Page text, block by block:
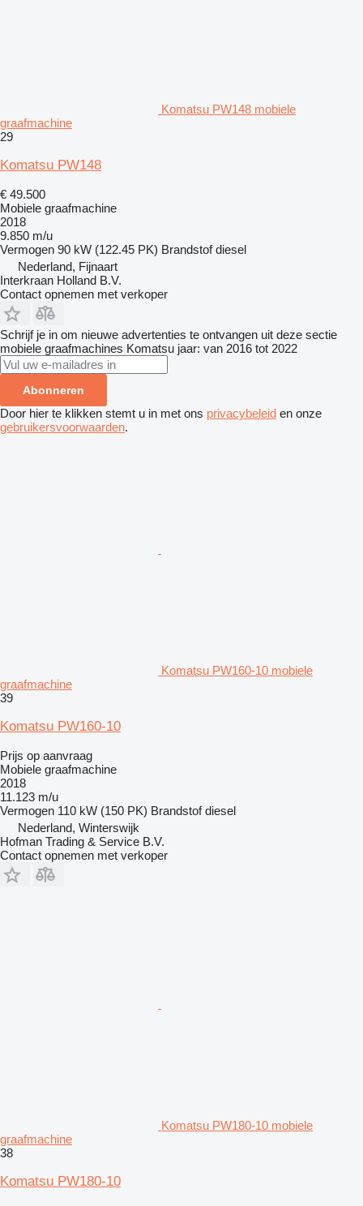
Komatsu PW148 mobiele
graafmachine
29
Komatsu PW148
€ 49.500
Mobiele graafmachine
2018
9.850 m/u
Vermogen 90 kW (122.45 PK) Brandstof diesel
Nederland, Fijnaart
Interkraan Holland B.V.
Contact opnemen met verkoper
Schrijf je in om nieuwe advertenties te ontvangen uit deze sectie
mobiele graafmachines Komatsu jaar: van 2016 tot 2022
Abonneren
Door hier te klikken stemt u in met ons privacybeleid en onze
gebruikersvoorwaarden.
Komatsu PW160-10 mobiele
graafmachine
39
Komatsu PW160-10
Prijs op aanvraag
Mobiele graafmachine
2018
11.123 m/u
Vermogen 110 kW (150 PK) Brandstof diesel
Nederland, Winterswijk
Hofman Trading & Service B.V.
Contact opnemen met verkoper
Komatsu PW180-10 mobiele
graafmachine
38
Komatsu PW180-10